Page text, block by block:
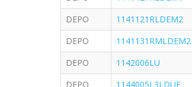
DEPO
1141121RLDEM2
DEPO
1141131RMLDEM2
DEPO
1142006LU
DEPO
1144005L3LDUE